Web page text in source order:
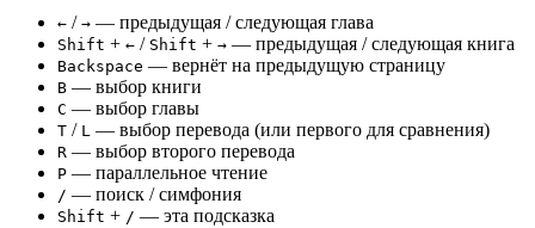
← / → — предыдущая / следующая глава
Shift + ← / Shift + → — предыдущая / следующая книга
Backspace — вернёт на предыдущую страницу
B — выбор книги
C — выбор главы
T / L — выбор перевода (или первого для сравнения)
R — выбор второго перевода
P — параллельное чтение
/ — поиск / симфония
Shift + / — эта подсказка